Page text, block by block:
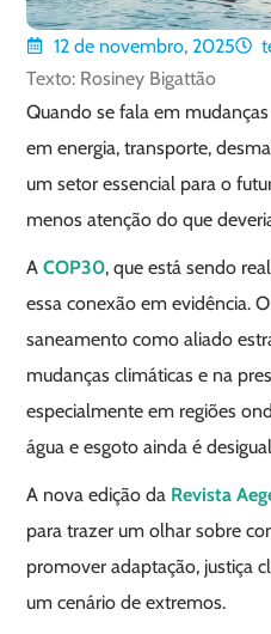
12 de novembro, 2025
Texto: Rosiney Bigattão
Quando se fala em
em energia, transporte,
um setor essencial para o
menos atenção do que
ACOP30, que está sendo
essa conexão em evidência.
saneamento como aliado
mudanças climáticas e na
especialmente em regiões
água e esgoto ainda é
A nova edição da Revista
para trazer um olhar sobre
promover adaptação, justiça
um cenário de extremos.